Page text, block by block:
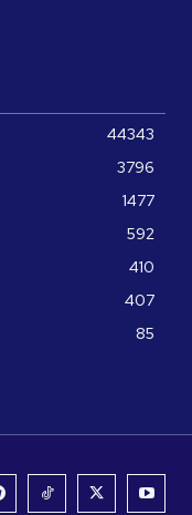
44343
3796
1477
592
410
407
85